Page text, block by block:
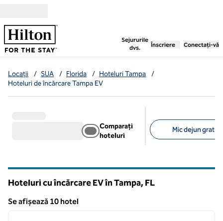
Sejururile
dvs.
, deschide o filă nouă
Înscriere Conectați-vă
Locații / SUA / Florida / Hoteluri Tampa
/
Hoteluri de încărcare Tampa EV
Comparați
hoteluri
Mic dejun gratuit
Hoteluri cu încărcare EV în Tampa, FL
Se afișează 10 hotel
Se afișează 10 hotel
1 din 12